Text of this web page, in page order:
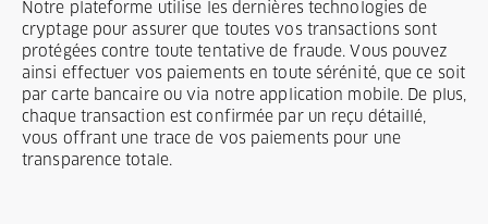
Notre plateforme utilise les dernières technologies de
cryptage pour assurer que toutes vos transactions sont
protégées contre toute tentative de fraude. Vous pouvez
ainsi effectuer vos paiements en toute sérénité, que ce soit
par carte bancaire ou via notre application mobile. De plus,
chaque transaction est confirmée par un reçu détaillé,
vous offrant une trace de vos paiements pour une
transparence totale.